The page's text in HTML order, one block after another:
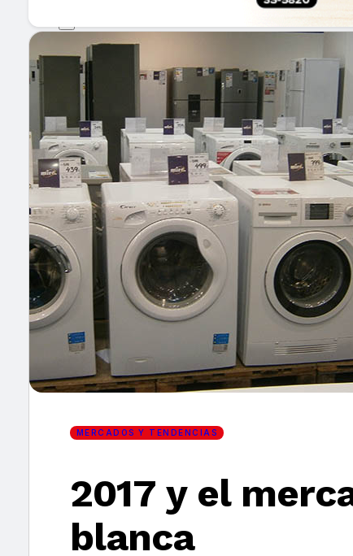
Encuentra tu noticia
Buscar
MERCADOS Y TENDENCIAS
2017 y el
blanca